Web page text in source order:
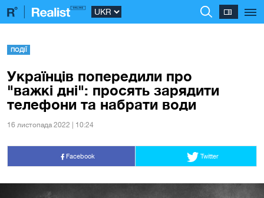
ПОДІЇ
Українців попередили про
"важкі дні": просять зарядити
телефони та набрати води
16 листопада 2022 | 10:24
Facebook Twitter